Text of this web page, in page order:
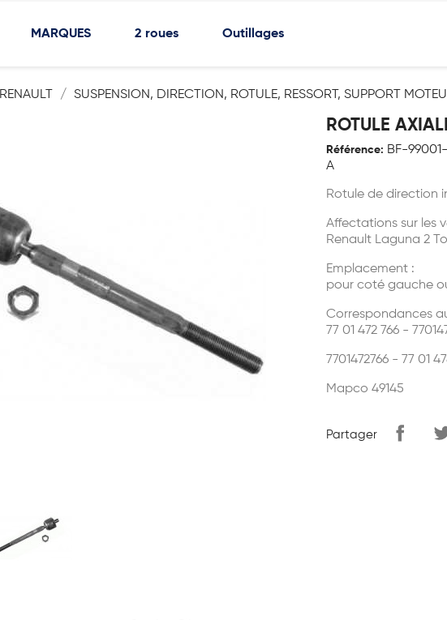
MARQUES 2 roues Outillages
RENAULT SUSPENSION, DIRECTION, ROTULE, RESSORT, SUPPORT
ROTULE
Référence: BF-99001-
A
Rotule de direction
Affectations sur les
Renault Laguna 2
Emplacement :
pour coté gauche
Correspondances
77 01 472 766 -
7701472766 - 77 01
Mapco 49145
Partager